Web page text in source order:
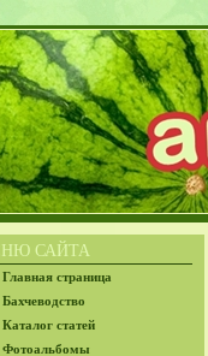
САЙТА
Главная страница
Бахчеводство
Каталог статей
Фотоальбомы